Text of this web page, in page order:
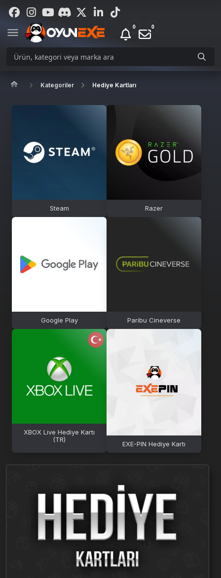
0 0
Kategoriler Hediye Kartları
Steam Razer
Google Play Paribu Cineverse
XBOX Live Hediye Kartı
(TR)
EXE-PIN Hediye Kartı